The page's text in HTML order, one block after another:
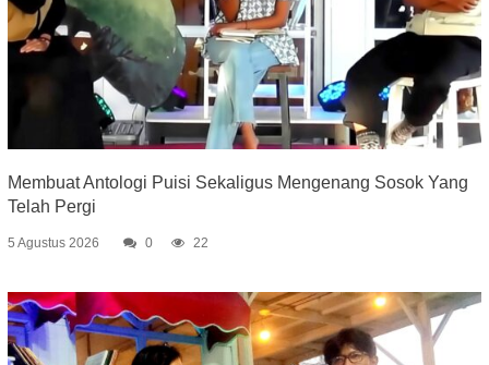
Membuat Antologi Puisi Sekaligus Mengenang Sosok Yang
Telah Pergi
5 Agustus 2026 0 22